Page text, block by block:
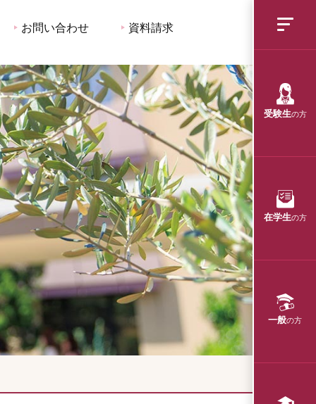
受験生の方
在学生の方
一般の方
お問い合わせ 資料請求